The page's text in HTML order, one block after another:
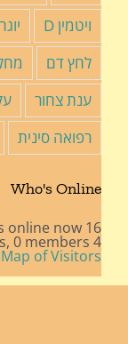
ויטמין D
לחץ דם
ענת צחור
רפואה סינית
Who's Online
16 visitors online now
4 guests,
0 members
Map of Visitors